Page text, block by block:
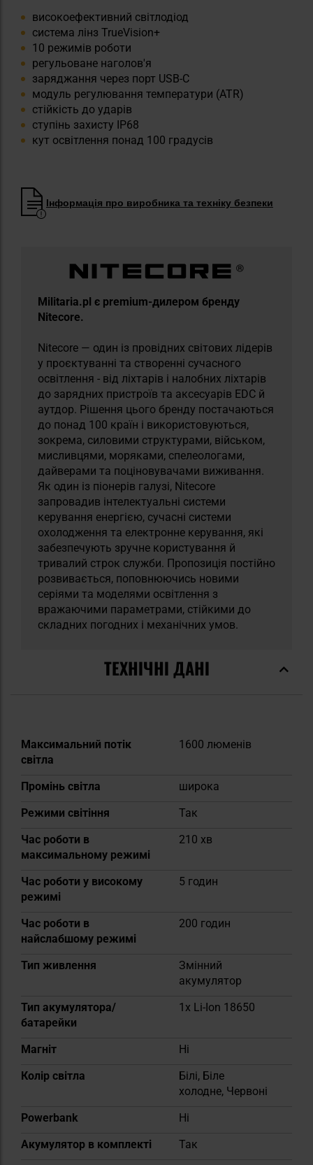
високоефективний світлодіод
система лінз TrueVision+
10 режимів роботи
регульоване наголов'я
заряджання через порт USB-C
модуль регулювання температури (ATR)
стійкість до ударів
ступінь захисту IP68
кут освітлення понад 100 градусів
Інформація про виробника та техніку безпеки
Militaria.pl є premium-дилером бренду
Nitecore.
Nitecore — один із провідних світових лідерів
у проєктуванні та створенні сучасного
освітлення - від ліхтарів і налобних ліхтарів
до зарядних пристроїв та аксесуарів EDC й
аутдор. Рішення цього бренду постачаються
до понад 100 країн і використовуються,
зокрема, силовими структурами, військом,
мисливцями, моряками, спелеологами,
дайверами та поціновувачами виживання.
Як один із піонерів галузі, Nitecore
запровадив інтелектуальні системи
керування енергією, сучасні системи
охолодження та електронне керування, які
забезпечують зручне користування й
тривалий строк служби. Пропозиція постійно
розвивається, поповнюючись новими
серіями та моделями освітлення з
вражаючими параметрами, стійкими до
складних погодних і механічних умов.
ТЕХНІЧНІ ДАНІ
Докладніше
Максимальний потік
світла
1600 люменів
Промінь світла
широка
Режими світіння
Так
Час роботи в
максимальному режимі
210 хв
Час роботи у високому
режимі
5 годин
Час роботи в
найслабшому режимі
200 годин
Тип живлення
Змінний
акумулятор
Тип акумулятора/
батарейки
1x Li-Ion 18650
Магніт
Ні
Колір світла
Білі, Біле
холодне, Червоні
Powerbank
Ні
Акумулятор в комплекті
Так